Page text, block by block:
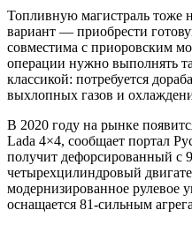
Топливную магистраль тоже
вариант — приобрести
совместима с приоровским
операции нужно выполнять
классикой: потребуется
выхлопных газов и
В 2020 году на рынке
Lada 4×4, сообщает портал
получит дефорсированный с
четырехцилиндровый
модернизированное рулевое
оснащается 81-сильным